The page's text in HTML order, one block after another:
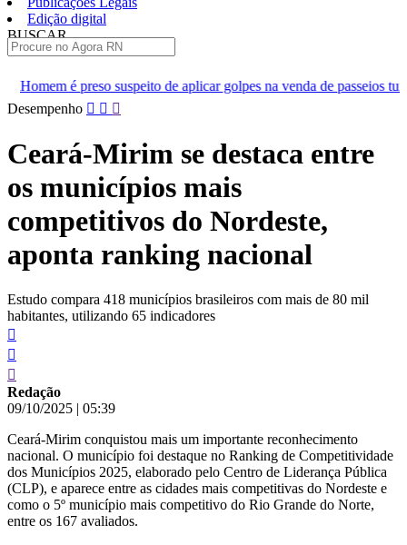
Edição digital
BUSCAR
de aplicar golpes na venda de passeios turísticos em Natal
Pular
conteúdo
Desempenho
Ceará-Mirim se destaca entre
os municípios mais
competitivos do Nordeste,
aponta ranking nacional
Estudo compara 418 municípios brasileiros com mais de 80 mil
habitantes, utilizando 65 indicadores
Redação
09/10/2025 | 05:39
Ceará-Mirim conquistou mais um importante reconhecimento
nacional. O município foi destaque no Ranking de Competitividade
dos Municípios 2025, elaborado pelo Centro de Liderança Pública
(CLP), e aparece entre as cidades mais competitivas do Nordeste e
como o 5º município mais competitivo do Rio Grande do Norte,
entre os 167 avaliados.